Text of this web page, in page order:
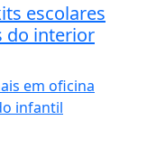
escolares
do interior